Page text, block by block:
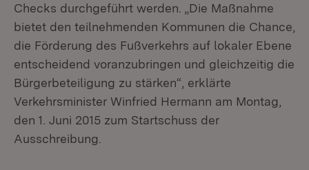
Checks durchgeführt werden. „Die Maßnahme
bietet den teilnehmenden Kommunen die Chance,
die Förderung des Fußverkehrs auf lokaler Ebene
entscheidend voranzubringen und gleichzeitig die
Bürgerbeteiligung zu stärken“, erklärte
Verkehrsminister Winfried Hermann am Montag,
den 1. Juni 2015 zum Startschuss der
Ausschreibung.